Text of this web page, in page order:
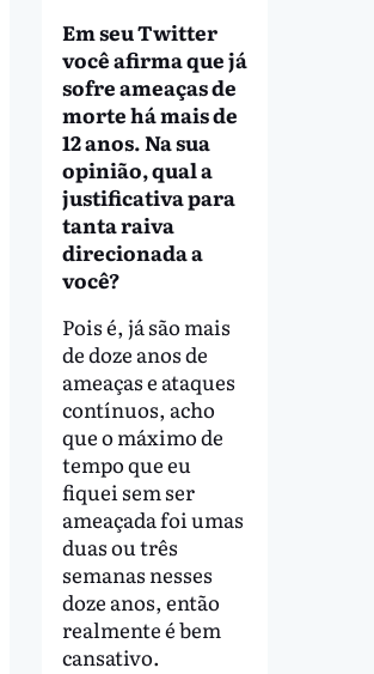
Em seu Twitter
você afirma que já
sofre ameaças de
morte há mais de
12 anos. Na sua
opinião, qual a
justificativa para
tanta raiva
direcionada a
você?
Pois é, já são mais
de doze anos de
ameaças e ataques
contínuos, acho
que o máximo de
tempo que eu
fiquei sem ser
ameaçada foi umas
duas ou três
semanas nesses
doze anos, então
realmente é bem
cansativo.